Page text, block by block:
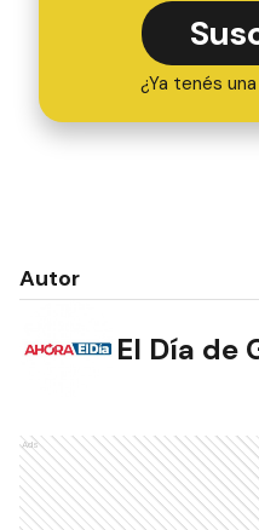
¿Ya tenés
Autor
El Día de
Ads